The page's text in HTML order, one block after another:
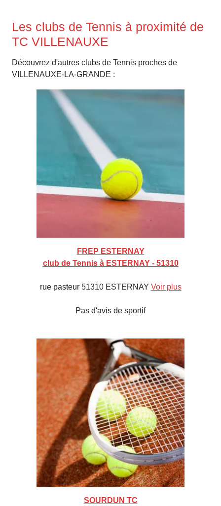
Les clubs de Tennis à proximité de
TC VILLENAUXE
Découvrez d'autres clubs de Tennis proches de
VILLENAUXE-LA-GRANDE :
FREP ESTERNAY
club de Tennis à ESTERNAY - 51310
rue pasteur 51310 ESTERNAY Voir plus
Pas d'avis de sportif
SOURDUN TC